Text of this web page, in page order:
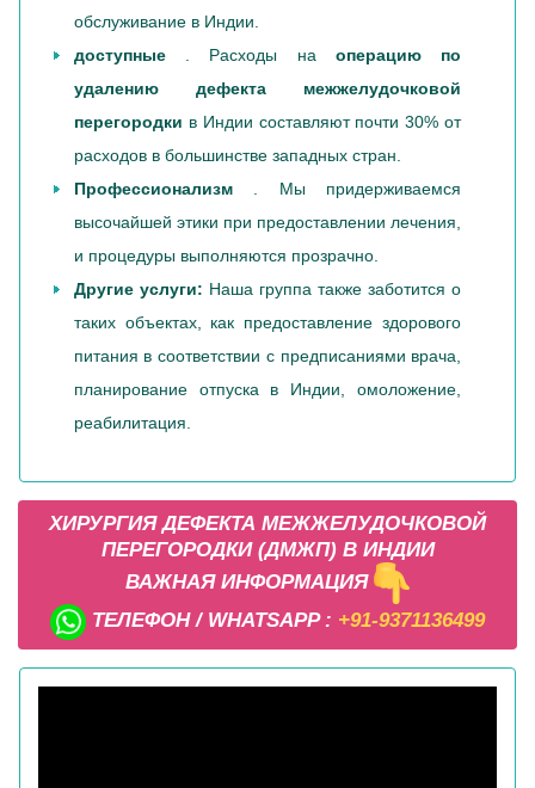
обслуживание в Индии.
доступные . Расходы на операцию по
удалению дефекта межжелудочковой
перегородки в Индии составляют почти 30% от
расходов в большинстве западных стран.
Профессионализм . Мы придерживаемся
высочайшей этики при предоставлении лечения,
и процедуры выполняются прозрачно.
Другие услуги: Наша группа также заботится о
таких объектах, как предоставление здорового
питания в соответствии с предписаниями врача,
планирование отпуска в Индии, омоложение,
реабилитация.
ХИРУРГИЯ ДЕФЕКТА МЕЖЖЕЛУДОЧКОВОЙ
ПЕРЕГОРОДКИ (ДМЖП) В ИНДИИ
ВАЖНАЯ ИНФОРМАЦИЯ
ТЕЛЕФОН / WHATSAPP : +91-9371136499